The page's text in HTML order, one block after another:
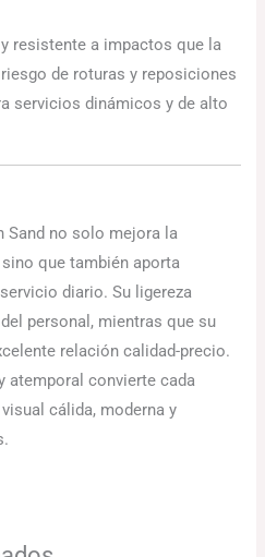
resistente a impactos que la
de roturas y reposiciones
servicios dinámicos y de alto
Sand no solo mejora la
que también aporta
diario. Su ligereza
personal, mientras que su
relación calidad-precio.
atemporal convierte cada
cálida, moderna y